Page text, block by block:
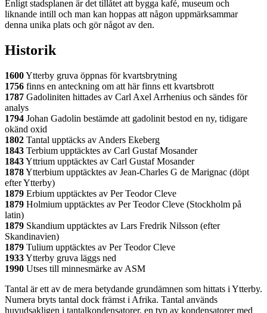
Enligt stadsplanen är det tillåtet att bygga kafé, museum och
liknande intill och man kan hoppas att någon uppmärksammar
denna unika plats och gör något av den.
Historik
1600Ytterby gruva öppnas för kvartsbrytning
1756 finns en anteckning om att här finns ett kvartsbrott
1787 Gadoliniten hittades av Carl Axel Arrhenius och sändes för
analys
1794 Johan Gadolin bestämde att gadolinit bestod en ny, tidigare
okänd oxid
1802 Tantal upptäcks av Anders Ekeberg
1843 Terbium upptäcktes av Carl Gustaf Mosander
1843Yttrium upptäcktes av Carl Gustaf Mosander
1878Ytterbium upptäcktes av Jean-Charles G de Marignac (döpt
efter Ytterby)
1879 Erbium upptäcktes av Per Teodor Cleve
1879 Holmium upptäcktes av Per Teodor Cleve (Stockholm på
latin)
1879 Skandium upptäcktes av Lars Fredrik Nilsson (efter
Skandinavien)
1879 Tulium upptäcktes av Per Teodor Cleve
1933Ytterby gruva läggs ned
1990 Utses till minnesmärke av ASM
Tantal är ett av de mera betydande grundämnen som hittats i Ytterby.
Numera bryts tantal dock främst i Afrika. Tantal används
huvudsakligen i tantalkondensatorer, en typ av kondensatorer med